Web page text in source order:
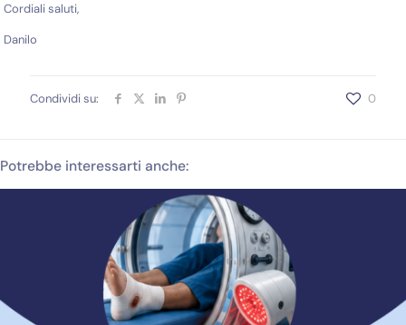
Cordiali saluti,
Danilo
Condividi su: 0
Potrebbe interessarti anche: